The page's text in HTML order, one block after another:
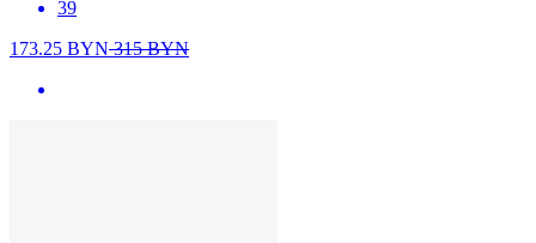
39
173.25 BYN315BYN